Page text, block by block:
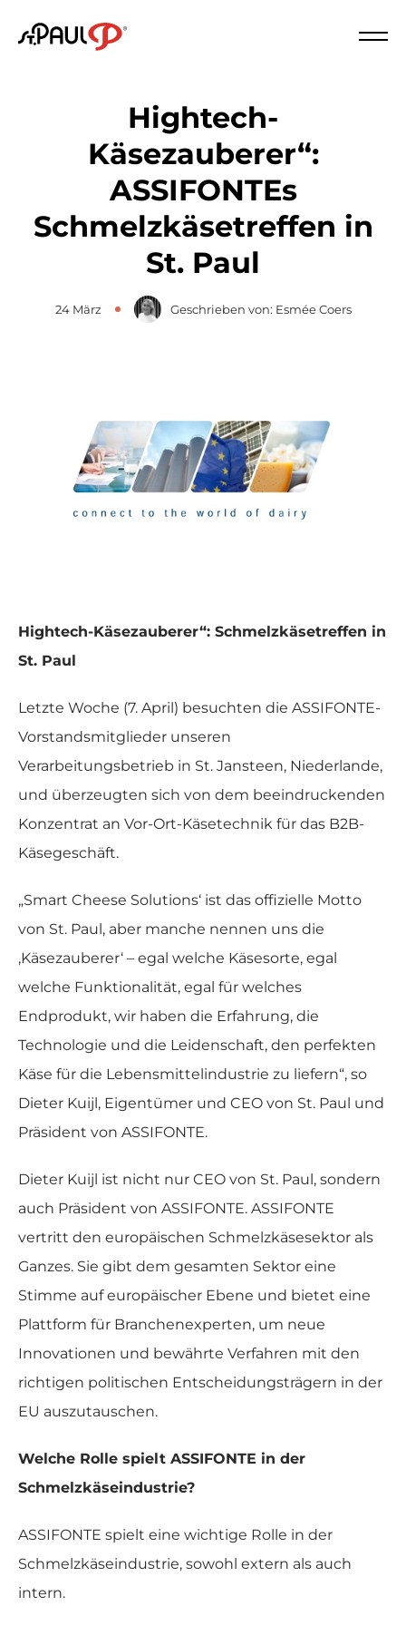
Logo St. Paul
Hightech-
Käsezauberer“:
ASSIFONTEs
Schmelzkäsetreffen in
St. Paul
24 März Geschrieben von: Esmée Coers
Hightech-Käsezauberer“: Schmelzkäsetreffen in
St. Paul
Letzte Woche (7. April) besuchten die ASSIFONTE-
Vorstandsmitglieder unseren
Verarbeitungsbetrieb in St. Jansteen, Niederlande,
und überzeugten sich von dem beeindruckenden
Konzentrat an Vor-Ort-Käsetechnik für das B2B-
Käsegeschäft.
„Smart Cheese Solutions‘ ist das offizielle Motto
von St. Paul, aber manche nennen uns die
‚Käsezauberer‘ – egal welche Käsesorte, egal
welche Funktionalität, egal für welches
Endprodukt, wir haben die Erfahrung, die
Technologie und die Leidenschaft, den perfekten
Käse für die Lebensmittelindustrie zu liefern“, so
Dieter Kuijl, Eigentümer und CEO von St. Paul und
Präsident von ASSIFONTE.
Dieter Kuijl ist nicht nur CEO von St. Paul, sondern
auch Präsident von ASSIFONTE. ASSIFONTE
vertritt den europäischen Schmelzkäsesektor als
Ganzes. Sie gibt dem gesamten Sektor eine
Stimme auf europäischer Ebene und bietet eine
Plattform für Branchenexperten, um neue
Innovationen und bewährte Verfahren mit den
richtigen politischen Entscheidungsträgern in der
EU auszutauschen.
Welche Rolle spielt ASSIFONTE in der
Schmelzkäseindustrie?
ASSIFONTE spielt eine wichtige Rolle in der
Schmelzkäseindustrie, sowohl extern als auch
intern.